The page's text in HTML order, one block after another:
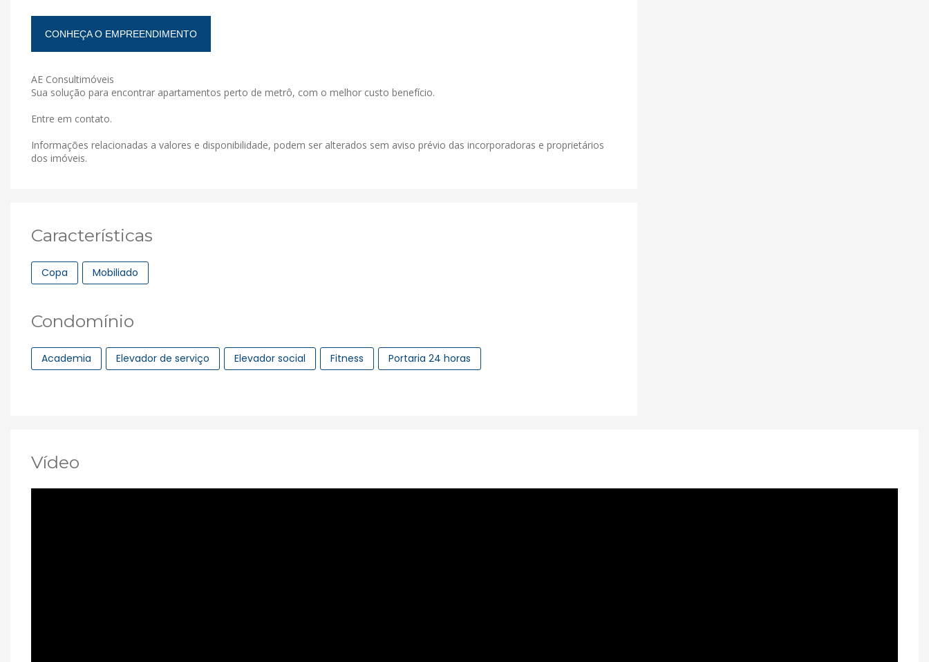
CONHEÇA O EMPREENDIMENTO
AE Consultimóveis
Sua solução para encontrar apartamentos perto de metrô, com o melhor custo benefício.
Entre em contato.
Informações relacionadas a valores e disponibilidade, podem ser alterados sem aviso prévio das incorporadoras e proprietários
dos imóveis.
Características
Copa Mobiliado
Condomínio
Academia Elevador de serviço Elevador social Fitness Portaria 24 horas
Vídeo